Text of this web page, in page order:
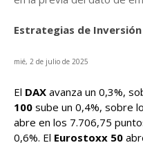
Estrategias de Inversión
mié, 2 de julio de 2025
El DAX avanza un 0,3%,
100 sube un 0,4%, sobre
abre en los 7.706,75
0,6%. El Eurostoxx 50